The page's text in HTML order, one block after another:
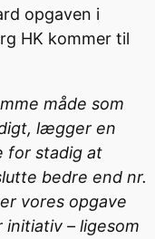
opgaven i
HK kommer til
måde som
lægger en
for stadig at
bedre end nr.
vores opgave
– ligesom